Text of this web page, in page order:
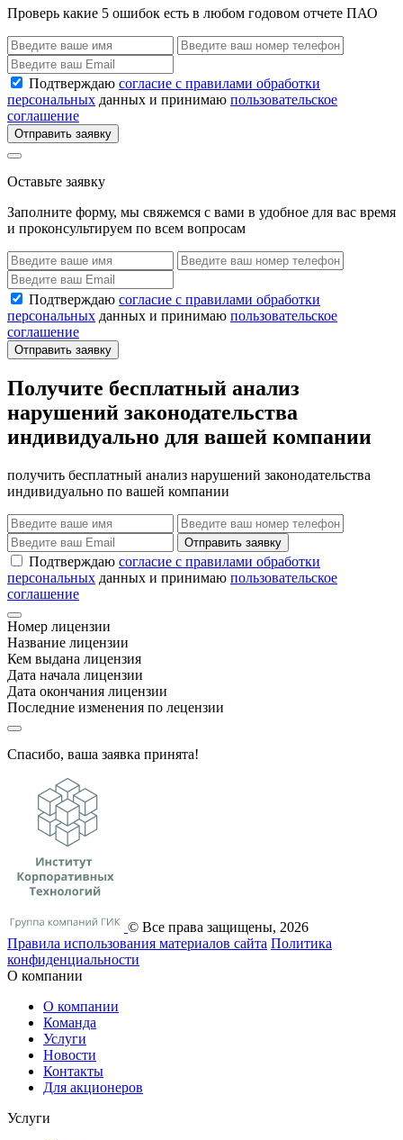
Проверь какие 5 ошибок есть в любом годовом отчете ПАО
Подтверждаю согласие с правилами обработки
персональных данных и принимаю пользовательское
соглашение
Отправить заявку
Оставьте заявку
Заполните форму, мы свяжемся с вами в удобное для вас время
и проконсультируем по всем вопросам
Подтверждаю согласие с правилами обработки
персональных данных и принимаю пользовательское
соглашение
Отправить заявку
Получите бесплатный анализ
нарушений законодательства
индивидуально для вашей компании
получить бесплатный анализ нарушений законодательства
индивидуально по вашей компании
Отправить заявку
Подтверждаю согласие с правилами обработки
персональных данных и принимаю пользовательское
соглашение
Номер лицензии
Название лицензии
Кем выдана лицензия
Дата начала лицензии
Дата окончания лицензии
Последние изменения по лецензии
Спасибо, ваша заявка принята!
© Все права защищены, 2026
Правила использования материалов сайта Политика
конфиденциальности
О компании
О компании
Команда
Услуги
Новости
Контакты
Для акционеров
Услуги